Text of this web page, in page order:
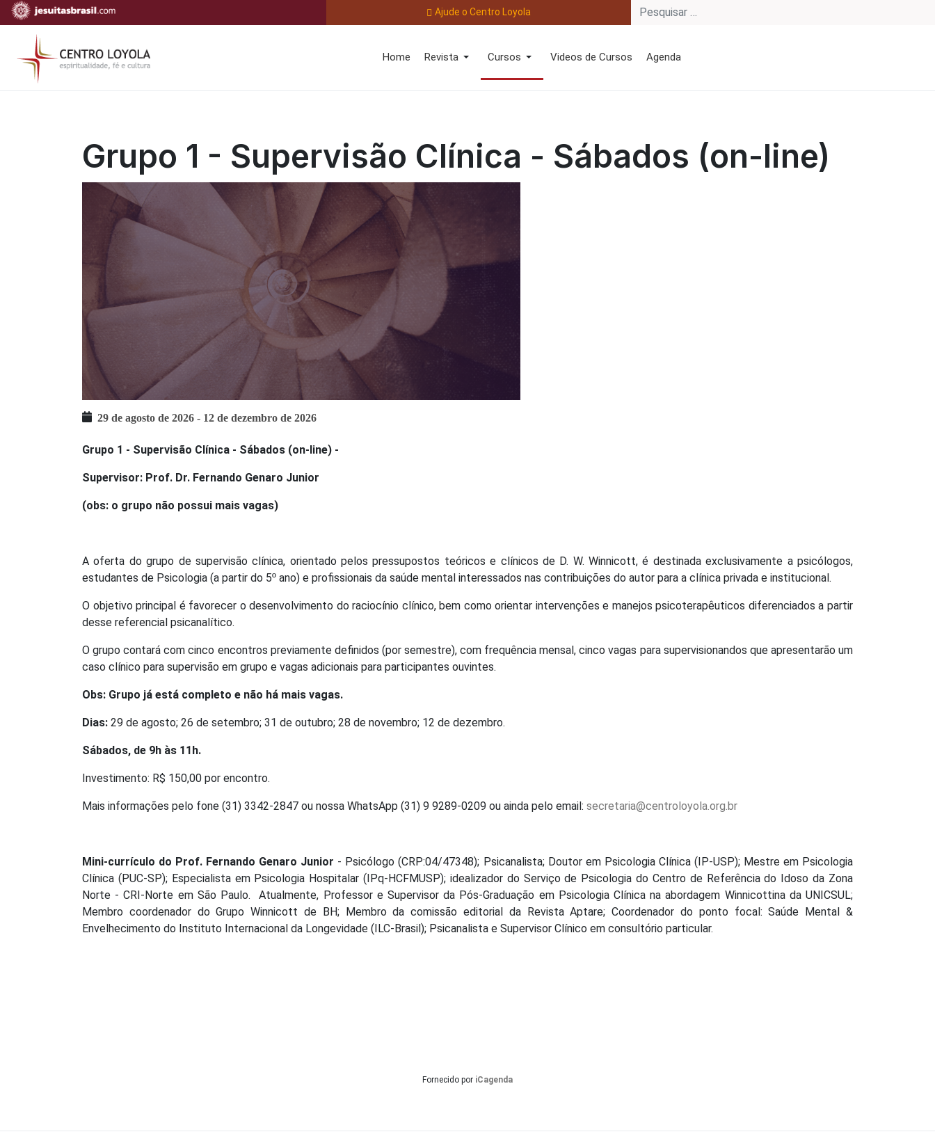
Ajude o Centro Loyola
Home Revista Cursos Videos de Cursos Agenda
Grupo 1 - Supervisão Clínica - Sábados (on-line)
29 de agosto de 2026 - 12 de dezembro de 2026
Grupo 1 - Supervisão Clínica - Sábados (on-line) -
Supervisor: Prof. Dr. Fernando Genaro Junior
(obs: o grupo não possui mais vagas)
A oferta do grupo de supervisão clínica, orientado pelos pressupostos teóricos e clínicos de D. W. Winnicott, é destinada exclusivamente a psicólogos,
estudantes de Psicologia (a partir do 5º ano) e profissionais da saúde mental interessados nas contribuições do autor para a clínica privada e institucional.
O objetivo principal é favorecer o desenvolvimento do raciocínio clínico, bem como orientar intervenções e manejos psicoterapêuticos diferenciados a partir
desse referencial psicanalítico.
O grupo contará com cinco encontros previamente definidos (por semestre), com frequência mensal, cinco vagas para supervisionandos que apresentarão um
caso clínico para supervisão em grupo e vagas adicionais para participantes ouvintes.
Obs: Grupo já está completo e não há mais vagas.
Dias: 29 de agosto; 26 de setembro; 31 de outubro; 28 de novembro; 12 de dezembro.
Sábados, de 9h às 11h.
Investimento: R$ 150,00 por encontro.
Mais informações pelo fone (31) 3342-2847 ou nossa WhatsApp (31) 9 9289-0209 ou ainda pelo email: secretaria@centroloyola.org.br
Mini-currículo do Prof. Fernando Genaro Junior - Psicólogo (CRP:04/47348); Psicanalista; Doutor em Psicologia Clínica (IP-USP); Mestre em Psicologia
Clínica (PUC-SP); Especialista em Psicologia Hospitalar (IPq-HCFMUSP); idealizador do Serviço de Psicologia do Centro de Referência do Idoso da Zona
Norte - CRI-Norte em São Paulo. Atualmente, Professor e Supervisor da Pós-Graduação em Psicologia Clínica na abordagem Winnicottina da UNICSUL;
Membro coordenador do Grupo Winnicott de BH; Membro da comissão editorial da Revista Aptare; Coordenador do ponto focal: Saúde Mental &
Envelhecimento do Instituto Internacional da Longevidade (ILC-Brasil); Psicanalista e Supervisor Clínico em consultório particular.
Fornecido por iCagenda